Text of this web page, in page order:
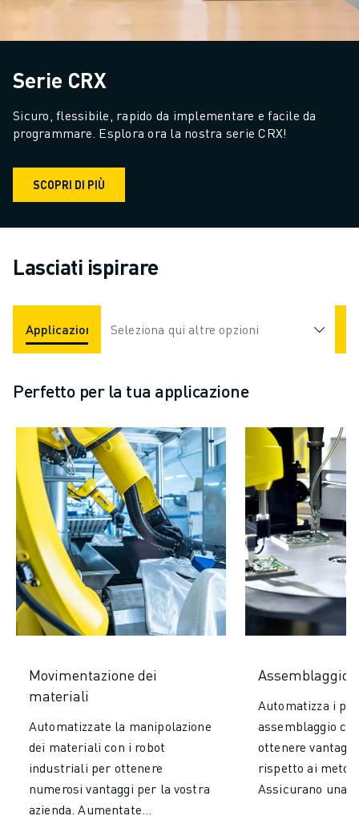
Serie CRX
Sicuro, flessibile, rapido da implementare e facile da
programmare. Esplora ora la nostra serie CRX!
SCOPRI DI PIÙ
Lasciati ispirare
Applicazioni Settori
Seleziona qui altre opzioni
Perfetto per la tua applicazione
Movimentazione dei
materiali
Automatizzate la manipolazione
dei materiali con i robot
industriali per ottenere
numerosi vantaggi per la vostra
azienda. Aumentate
Assemblaggio
Automatizza i
assemblaggio
ottenere
rispetto ai
Assicurano una